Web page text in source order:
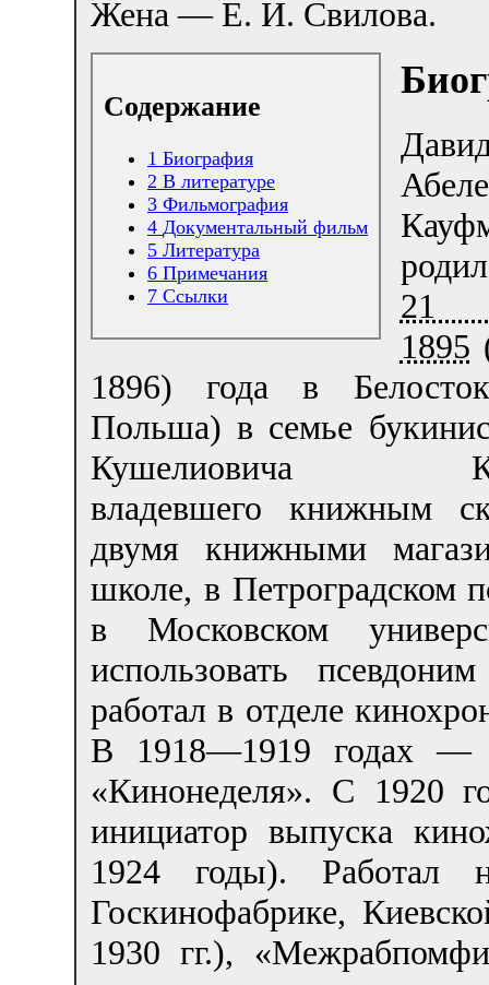
Жена — Е. И. Свилова.
Содержание
1 Биография
2 В литературе
3 Фильмография
4 Документальный фильм
5 Литература
6 Примечания
7 Ссылки
21
1895
1896) года в
Польша) в семье
Кушелиовича
владевшего книжным
двумя книжными
школе, в Петроградском
в Московском
использовать
работал в отделе
В 1918—1919 годах —
«Кинонеделя». С 1920
инициатор выпуска
1924 годы). Работал
Госкинофабрике,
1930 гг.),